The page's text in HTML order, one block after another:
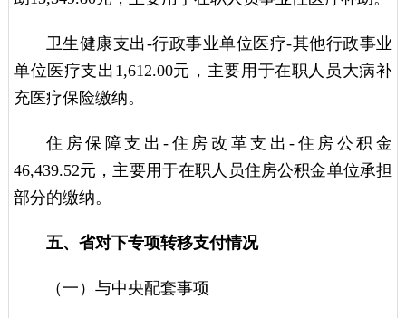
卫生健康支出-行政事业单位医疗-其他行政事业
单位医疗支出1,612.00元，主要用于在职人员大病补
充医疗保险缴纳。
住房保障支出-住房改革支出-住房公积金
46,439.52元，主要用于在职人员住房公积金单位承担
部分的缴纳。
五、省对下专项转移支付情况
（一）与中央配套事项